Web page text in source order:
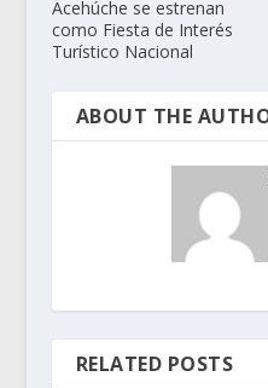
Acehúche se estrenan
como Fiesta de Interés
Turístico Nacional
ABOUT THE
RELATED POSTS